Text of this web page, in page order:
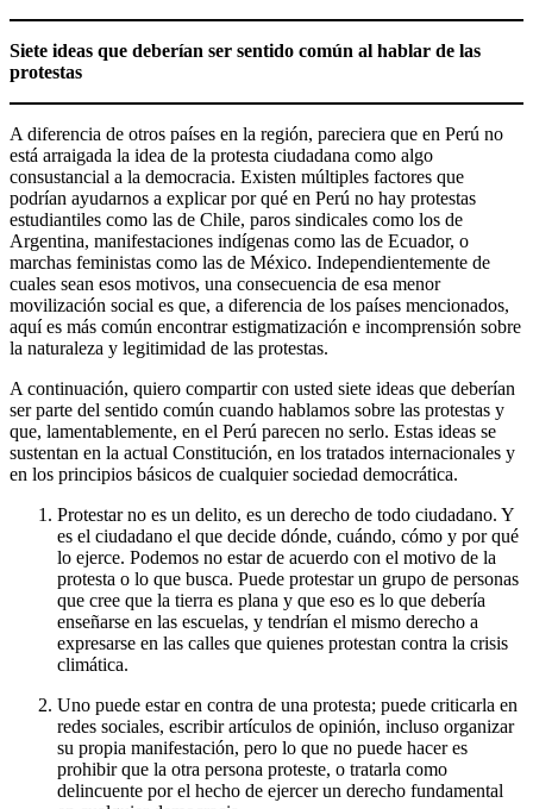
Siete ideas que deberían ser sentido común al hablar de las
protestas
A diferencia de otros países en la región, pareciera que en Perú no
está arraigada la idea de la protesta ciudadana como algo
consustancial a la democracia. Existen múltiples factores que
podrían ayudarnos a explicar por qué en Perú no hay protestas
estudiantiles como las de Chile, paros sindicales como los de
Argentina, manifestaciones indígenas como las de Ecuador, o
marchas feministas como las de México. Independientemente de
cuales sean esos motivos, una consecuencia de esa menor
movilización social es que, a diferencia de los países mencionados,
aquí es más común encontrar estigmatización e incomprensión sobre
la naturaleza y legitimidad de las protestas.
A continuación, quiero compartir con usted siete ideas que deberían
ser parte del sentido común cuando hablamos sobre las protestas y
que, lamentablemente, en el Perú parecen no serlo. Estas ideas se
sustentan en la actual Constitución, en los tratados internacionales y
en los principios básicos de cualquier sociedad democrática.
Protestar no es un delito, es un derecho de todo ciudadano. Y
es el ciudadano el que decide dónde, cuándo, cómo y por qué
lo ejerce. Podemos no estar de acuerdo con el motivo de la
protesta o lo que busca. Puede protestar un grupo de personas
que cree que la tierra es plana y que eso es lo que debería
enseñarse en las escuelas, y tendrían el mismo derecho a
expresarse en las calles que quienes protestan contra la crisis
climática.
Uno puede estar en contra de una protesta; puede criticarla en
redes sociales, escribir artículos de opinión, incluso organizar
su propia manifestación, pero lo que no puede hacer es
prohibir que la otra persona proteste, o tratarla como
delincuente por el hecho de ejercer un derecho fundamental